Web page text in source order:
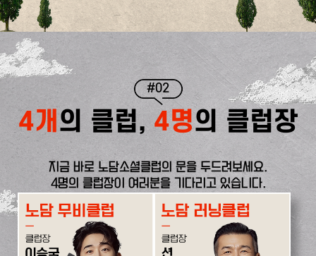
#02
4개 의 클럽, 4명의 클럽장
지금 바로 노담소셜클럽의 문을 두드려보세요.
4명의 클럽장이 여러분을 기다리고 있습니다.